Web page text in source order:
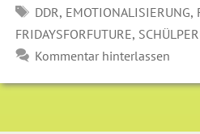
SCHLAGWÖRTER
DDR, EMOTIONALISIERUNG,
FRIDAYSFORFUTURE,
Kommentar hinterlassen